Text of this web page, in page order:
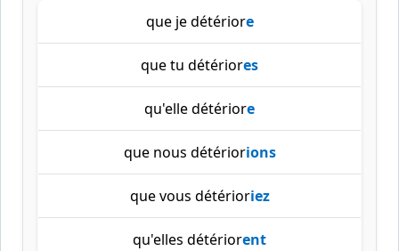
que je détériore
que tu détériores
qu'elle détériore
que nous détériorions
que vous détérioriez
qu'elles détériorent